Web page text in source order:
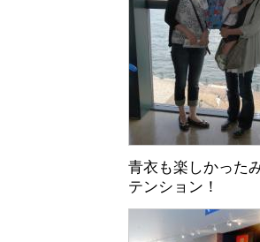
青衣も楽しかった
テンション！